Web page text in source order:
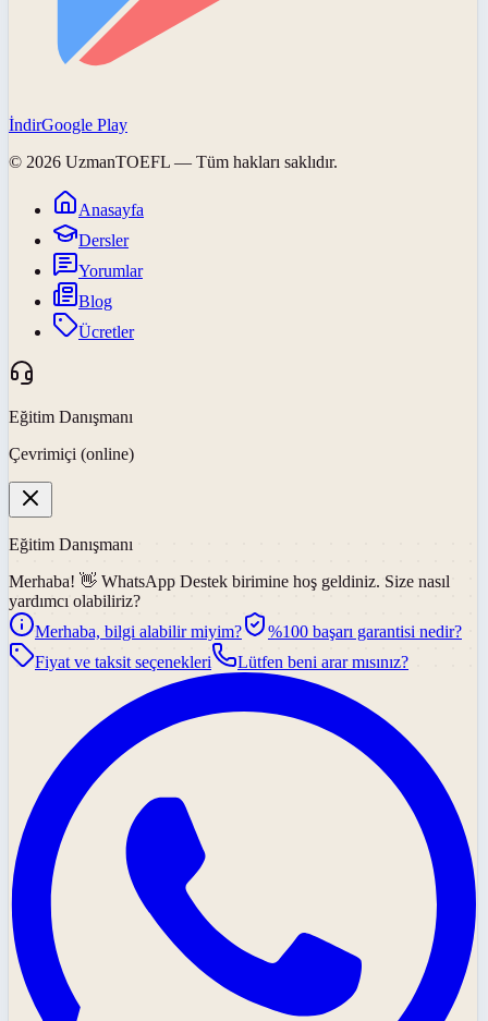
İndirGoogle Play
© 2026 UzmanTOEFL — Tüm hakları saklıdır.
Anasayfa
Dersler
Yorumlar
Blog
Ücretler
Eğitim Danışmanı
Çevrimiçi (online)
Eğitim Danışmanı
Merhaba! 👋 WhatsApp Destek birimine hoş geldiniz. Size nasıl
yardımcı olabiliriz?
Merhaba, bilgi alabilir miyim?
%100 başarı garantisi nedir?
Fiyat ve taksit seçenekleri
Lütfen beni arar mısınız?